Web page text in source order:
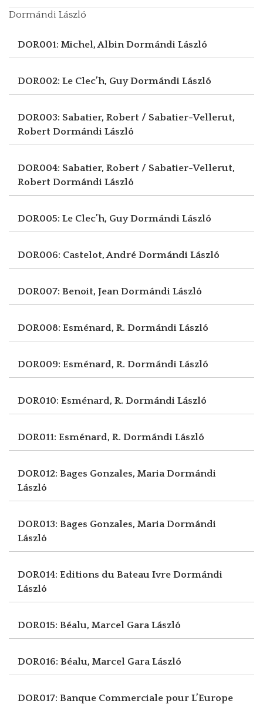
Dormándi László
DOR001: Michel, AlbinDormándi László
DOR002: Le Clec’h, GuyDormándi László
DOR003: Sabatier, Robert / Sabatier-Vellerut,
Robert Dormándi László
DOR004: Sabatier, Robert / Sabatier-Vellerut,
Robert Dormándi László
DOR005: Le Clec’h, GuyDormándi László
DOR006: Castelot, André Dormándi László
DOR007: Benoit, JeanDormándi László
DOR008: Esménard, R. Dormándi László
DOR009: Esménard, R. Dormándi László
DOR010: Esménard, R. Dormándi László
DOR011: Esménard, R. Dormándi László
DOR012: Bages Gonzales, MariaDormándi
László
DOR013: Bages Gonzales, MariaDormándi
László
DOR014: Editions du Bateau Ivre Dormándi
László
DOR015: Béalu, Marcel Gara László
DOR016: Béalu, Marcel Gara László
DOR017: Banque Commerciale pour L’Europe